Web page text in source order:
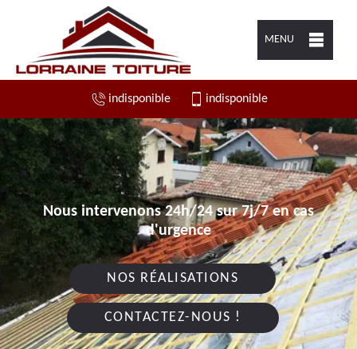
MENU
indisponible indisponible
Nous intervenons 24h/24 sur 7j/7 en cas
d'urgence
NOS RÉALISATIONS
CONTACTEZ-NOUS !